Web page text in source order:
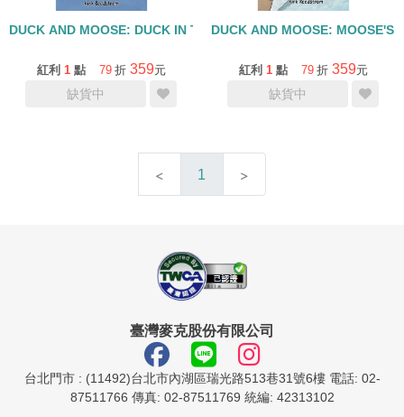
DUCK AND MOOSE: DUCK IN THE DARK/精裝
紅利 1 點 79 折 359元
缺貨中
DUCK AND MOOSE: MOOSE'S
紅利 1 點 79 折 359元
缺貨中
1
臺灣麥克股份有限公司
台北門市 : (11492)台北市內湖區瑞光路513巷31號6樓 電話: 02-
87511766 傳真: 02-87511769 統編: 42313102